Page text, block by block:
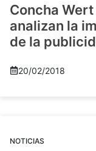
Concha
analizan la
de la
20/02/2018
NOTICIAS